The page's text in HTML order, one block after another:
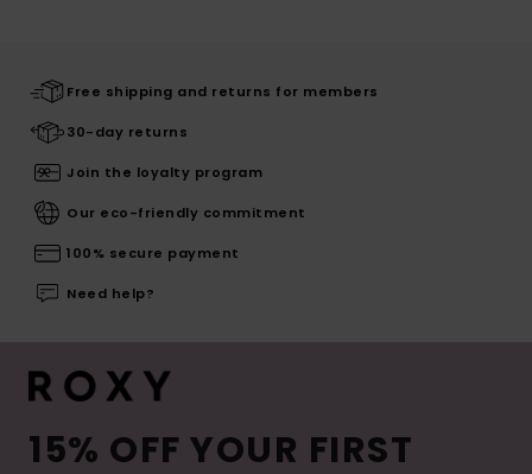
Free shipping and returns for members
30-day returns
Join the loyalty program
Our eco-friendly commitment
100% secure payment
Need help?
15% OFF YOUR FIRST